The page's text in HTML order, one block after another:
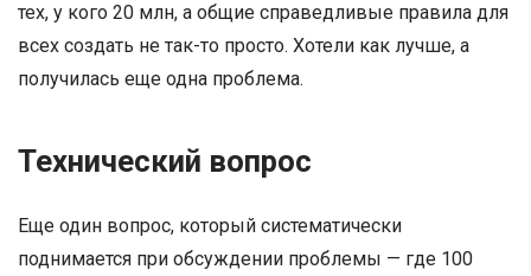
тех, у кого 20 млн, а общие справедливые правила для
всех создать не так-то просто. Хотели как лучше, а
получилась еще одна проблема.
Технический вопрос
Еще один вопрос, который систематически
поднимается при обсуждении проблемы — где 100